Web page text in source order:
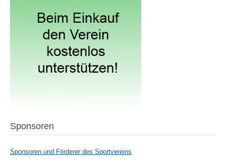
Sponsoren
Sponsoren und Förderer des Sportvereins